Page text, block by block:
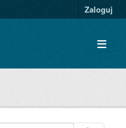
Zaloguj